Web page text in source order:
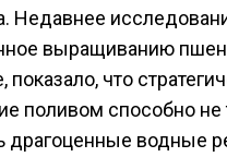
Недавнее
выращиванию
показало, что
поливом способно не
драгоценные водные